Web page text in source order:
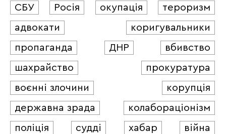
СБУ
Росія окупація
тероризм
адвокати
коригувальники
пропаганда
ДНР
вбивство
шахрайство
прокуратура
воєнні злочини
корупція
державна зрада
колабораціонізм
поліція
судді хабар війна